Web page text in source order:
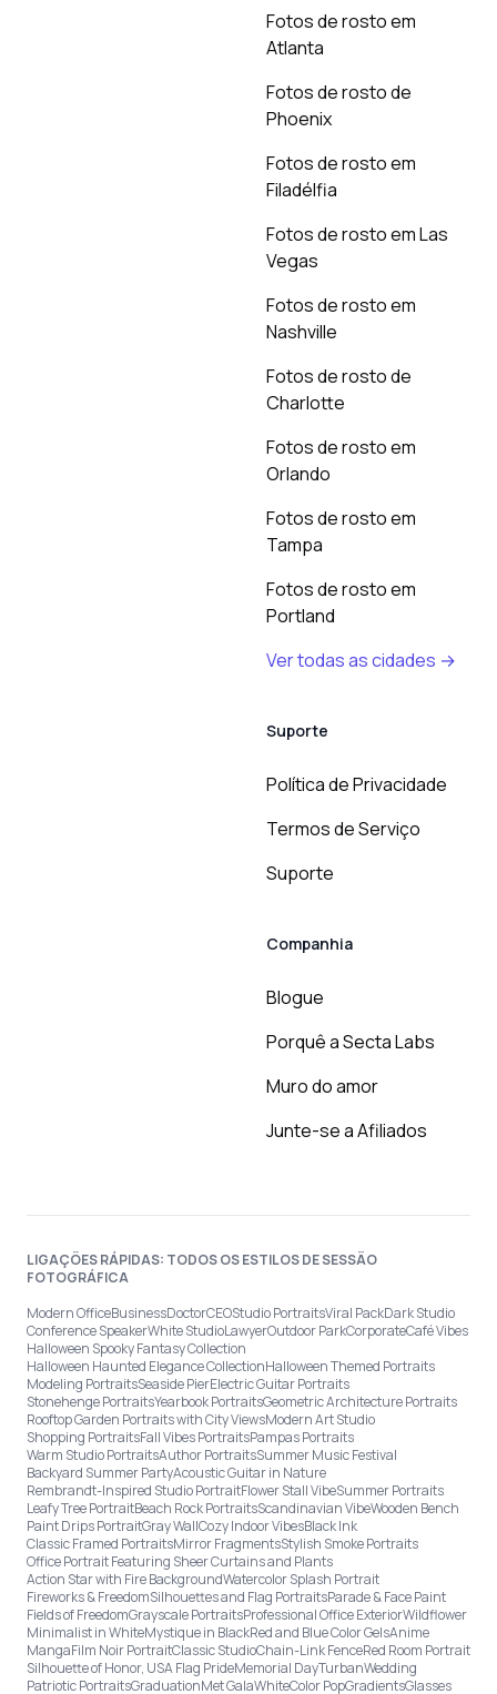
Fotos de rosto em
Atlanta
Fotos de rosto de
Phoenix
Fotos de rosto em
Filadélfia
Fotos de rosto em Las
Vegas
Fotos de rosto em
Nashville
Fotos de rosto de
Charlotte
Fotos de rosto em
Orlando
Fotos de rosto em
Tampa
Fotos de rosto em
Portland
Ver todas as cidades →
Suporte
Política de Privacidade
Termos de Serviço
Suporte
Companhia
Blogue
Porquê a Secta Labs
Muro do amor
Junte-se a Afiliados
LIGAÇÕES RÁPIDAS: TODOS OS ESTILOS DE SESSÃO
FOTOGRÁFICA
Modern OfficeBusinessDoctorCEOStudio PortraitsViral PackDark Studio
Conference SpeakerWhite StudioLawyerOutdoor ParkCorporateCafé Vibes
Halloween Spooky Fantasy Collection
Halloween Haunted Elegance CollectionHalloween Themed Portraits
Modeling PortraitsSeaside PierElectric Guitar Portraits
Stonehenge PortraitsYearbook PortraitsGeometric Architecture Portraits
Rooftop Garden Portraits with City ViewsModern Art Studio
Shopping PortraitsFall Vibes PortraitsPampas Portraits
Warm Studio PortraitsAuthor PortraitsSummer Music Festival
Backyard Summer PartyAcoustic Guitar in Nature
Rembrandt-Inspired Studio PortraitFlower Stall VibeSummer Portraits
Leafy Tree PortraitBeach Rock PortraitsScandinavian VibeWooden Bench
Paint Drips PortraitGray WallCozy Indoor VibesBlack Ink
Classic Framed PortraitsMirror FragmentsStylish Smoke Portraits
Office Portrait Featuring Sheer Curtains and Plants
Action Star with Fire BackgroundWatercolor Splash Portrait
Fireworks & FreedomSilhouettes and Flag PortraitsParade & Face Paint
Fields of FreedomGrayscale PortraitsProfessional Office ExteriorWildflower
Minimalist in WhiteMystique in BlackRed and Blue Color GelsAnime
MangaFilm Noir PortraitClassic StudioChain-Link FenceRed Room Portrait
Silhouette of Honor, USA Flag PrideMemorial DayTurbanWedding
Patriotic PortraitsGraduationMet GalaWhiteColor PopGradientsGlasses